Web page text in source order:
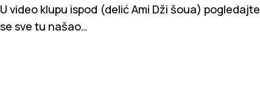
U video klupu ispod (delić Ami Dži šoua)
se sve tu našao…